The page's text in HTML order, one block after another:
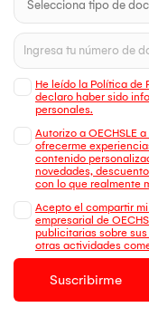
He leído la Política de
declaro haber sido
personales.
Autorizo a OECHSLE
ofrecerme
contenido
novedades,
con lo que realmente
Acepto el compartir
empresarial de
publicitarias sobre
otras actividades
Suscribirme